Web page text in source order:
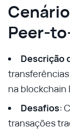
Peer-
Descrição
na blockchain
Desafios:
transações